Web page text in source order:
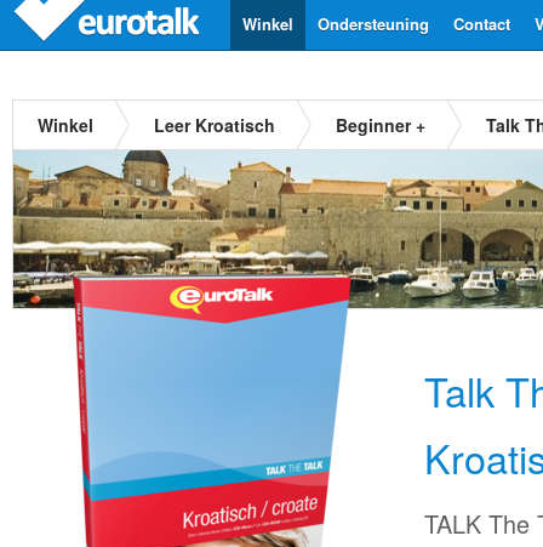
Contact
Ondersteuning
Winkel
Winkel Leer Kroatisch Beginner + Talk
Talk
TALK The